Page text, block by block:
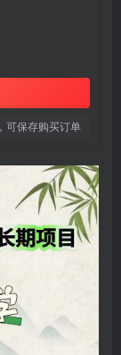
可保存购买订单